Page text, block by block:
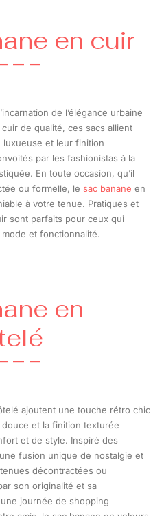
en cuir
de l’élégance urbaine
de qualité, ces sacs allient
luxueuse et leur finition
par les fashionistas à la
En toute occasion, qu’il
ou formelle, le sac banane en
à votre tenue. Pratiques et
sont parfaits pour ceux qui
et fonctionnalité.
en
ajoutent une touche rétro chic
et la finition texturée
et de style. Inspiré des
fusion unique de nostalgie et
décontractées ou
son originalité et sa
journée de shopping